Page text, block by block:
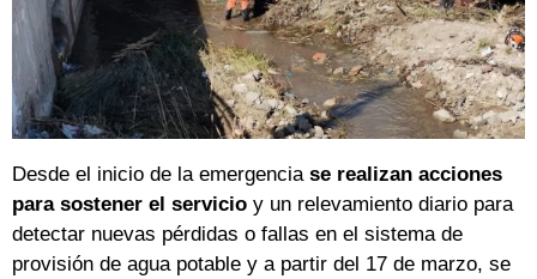
Desde el inicio de la emergencia se realizan acciones
para sostener el servicio y un relevamiento diario para
detectar nuevas pérdidas o fallas en el sistema de
provisión de agua potable y a partir del 17 de marzo, se